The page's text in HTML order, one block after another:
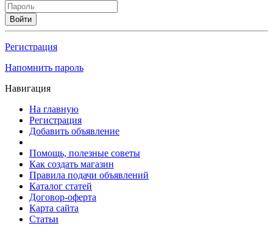
Войти
Регистрация
Напомнить пароль
Навигация
На главную
Регистрация
Добавить объявление
Помощь, полезные советы
Как создать магазин
Правила подачи объявлений
Каталог статей
Договор-оферта
Карта сайта
Статьи